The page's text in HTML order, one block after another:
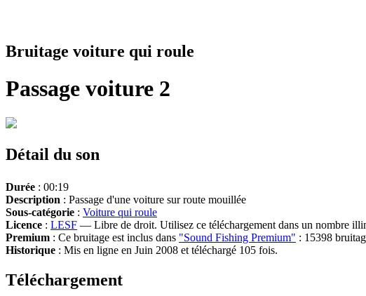
Bruitage voiture qui roule
Passage voiture 2
Détail du son
Durée : 00:19
Description : Passage d'une voiture sur route mouillée
Sous-catégorie : Voiture qui roule
Licence : LESF — Libre de droit. Utilisez ce téléchargement dans un nombre
Premium : Ce bruitage est inclus dans "Sound Fishing Premium" : 15398
Historique : Mis en ligne en Juin 2008 et téléchargé 105 fois.
Téléchargement